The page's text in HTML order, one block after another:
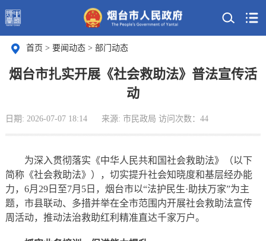
首页 > 要闻动态 > 部门动态
烟台市扎实开展《社会救助法》普法宣传活
动
日期: 2026-07-07 18:14 来源: 市民政局 访问次数： 44
为深入贯彻落实‌《中华人民共和国社会救助法》（以下
简称《社会救助法》），切实提升社会知晓度和基层经办能
力，6月29日至7月5日，烟台市以“法护民生·助扶万家”为主
题，市县联动、多措并举在全市范围内开展社会救助法宣传
周活动，推动法治救助红利精准直达千家万户。